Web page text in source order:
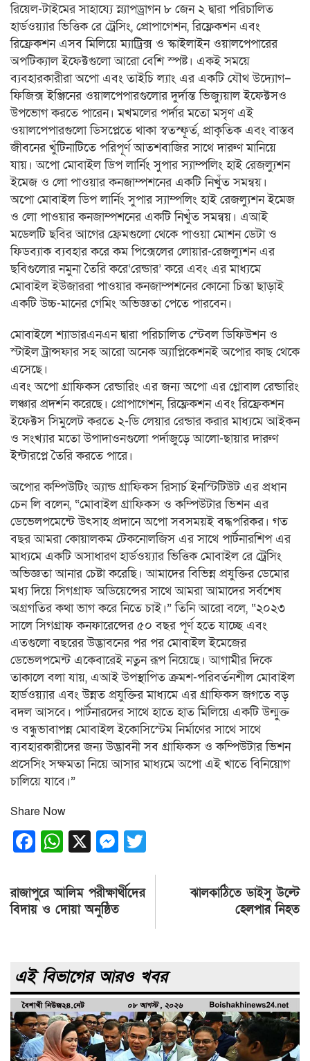
রিয়েল-টাইমের সাহায্যে স্ন্যাপড্রাগন ৮ জেন ২ দ্বারা পরিচালিত
হার্ডওয়্যার ভিত্তিক রে ট্রেসিং, প্রোপাগেশন, রিফ্লেকশন এবং
রিফ্রেকশন এসব মিলিয়ে ম্যাট্রিক্স ও স্কাইলাইন ওয়ালপেপারের
অপটিক্যাল ইফেক্টগুলো আরো বেশি স্পষ্ট। একই সময়ে
ব্যবহারকারীরা অপো এবং তাইচি ল্যাং এর একটি যৌথ উদ্যোগ–
ফিজিক্স ইঞ্জিনের ওয়ালপেপারগুলোর দুর্দান্ত ভিজ্যুয়াল ইফেক্টসও
উপভোগ করতে পারেন। মখমলের পর্দার মতো মসৃণ এই
ওয়ালপেপারগুলো ডিসপ্লেতে থাকা স্বতস্ফূর্ত, প্রাকৃতিক এবং বাস্তব
জীবনের খুঁটিনাটিতে পরিপূর্ণ আতশবাজির সাথে দারুণ মানিয়ে
যায়। অপো মোবাইল ডিপ লার্নিং সুপার স্যাম্পলিং হাই রেজল্যুশন
ইমেজ ও লো পাওয়ার কনজাম্পশনের একটি নিখুঁত সমন্বয়।
অপো মোবাইল ডিপ লার্নিং সুপার স্যাম্পলিং হাই রেজল্যুশন ইমেজ
ও লো পাওয়ার কনজাম্পশনের একটি নিখুঁত সমন্বয়। এআই
মডেলটি ছবির আগের ফ্রেমগুলো থেকে পাওয়া মোশন ডেটা ও
ফিডব্যাক ব্যবহার করে কম পিক্সেলের লোয়ার-রেজল্যুশন এর
ছবিগুলোর নমুনা তৈরি করে‘রেন্ডার’ করে এবং এর মাধ্যমে
মোবাইল ইউজাররা পাওয়ার কনজাম্পশনের কোনো চিন্তা ছাড়াই
একটি উচ্চ-মানের গেমিং অভিজ্ঞতা পেতে পারবেন।
মোবাইলে শ্যাডারএনএন দ্বারা পরিচালিত স্টেবল ডিফিউশন ও
স্টাইল ট্রান্সফার সহ আরো অনেক অ্যাপ্লিকেশনই অপোর কাছ থেকে
এসেছে।
এবং অপো গ্রাফিকস রেন্ডারিং এর জন্য অপো এর গ্লোবাল রেন্ডারিং
লঞ্চার প্রদর্শন করেছে। প্রোপাগেশন, রিফ্লেকশন এবং রিফ্রেকশন
ইফেক্টস সিমুলেট করতে ২-ডি লেয়ার রেন্ডার করার মাধ্যমে আইকন
ও সংখ্যার মতো উপাদাওনগুলো পর্দাজুড়ে আলো-ছায়ার দারুণ
ইন্টারপ্লে তৈরি করতে পারে।
অপোর কম্পিউটিং অ্যান্ড গ্রাফিকস রিসার্চ ইনস্টিটিউট এর প্রধান
চেন লি বলেন, “মোবাইল গ্রাফিকস ও কম্পিউটার ভিশন এর
ডেভেলপমেন্টে উৎসাহ প্রদানে অপো সবসময়ই বদ্ধপরিকর। গত
বছর আমরা কোয়ালকম টেকনোলজিস এর সাথে পার্টনারশিপ এর
মাধ্যমে একটি অসাধারণ হার্ডওয়্যার ভিত্তিক মোবাইল রে ট্রেসিং
অভিজ্ঞতা আনার চেষ্টা করেছি। আমাদের বিভিন্ন প্রযুক্তির ডেমোর
মধ্য দিয়ে সিগগ্রাফ অডিয়েন্সের সাথে আমরা আমাদের সর্বশেষ
অগ্রগতির কথা ভাগ করে নিতে চাই।” তিনি আরো বলে, “২০২৩
সালে সিগগ্রাফ কনফারেন্সের ৫০ বছর পূর্ণ হতে যাচ্ছে এবং
এতগুলো বছরের উদ্ভাবনের পর পর মোবাইল ইমেজের
ডেভেলপমেন্ট একেবারেই নতুন রূপ নিয়েছে। আগামীর দিকে
তাকালে বলা যায়, এআই উপস্থাপিত ক্রমশ-পরিবর্তনশীল মোবাইল
হার্ডওয়্যার এবং উন্নত প্রযুক্তির মাধ্যমে এর গ্রাফিকস জগতে বড়
বদল আসবে। পার্টনারদের সাথে হাতে হাত মিলিয়ে একটি উন্মুক্ত
ও বন্ধুভাবাপন্ন মোবাইল ইকোসিস্টেম নির্মাণের সাথে সাথে
ব্যবহারকারীদের জন্য উদ্ভাবনী সব গ্রাফিকস ও কম্পিউটার ভিশন
প্রসেসিং সক্ষমতা নিয়ে আসার মাধ্যমে অপো এই খাতে বিনিয়োগ
চালিয়ে যাবে।”
Share Now
Facebook
WhatsApp
X Messenger
Post
navigation
রাজাপুরে আলিম পরীক্ষার্থীদের
বিদায় ও দোয়া অনুষ্ঠিত
ঝালকাঠিতে ডাইসু উল্টে
হেলপার নিহত
এই বিভাগের আরও খবর